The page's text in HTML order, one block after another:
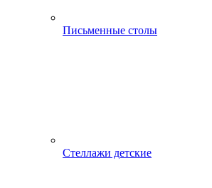
Письменные столы
Стеллажи детские